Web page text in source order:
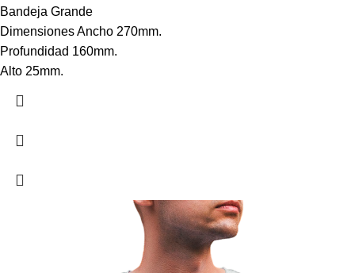
Bandeja Grande
Dimensiones Ancho 270mm.
Profundidad 160mm.
Alto 25mm.